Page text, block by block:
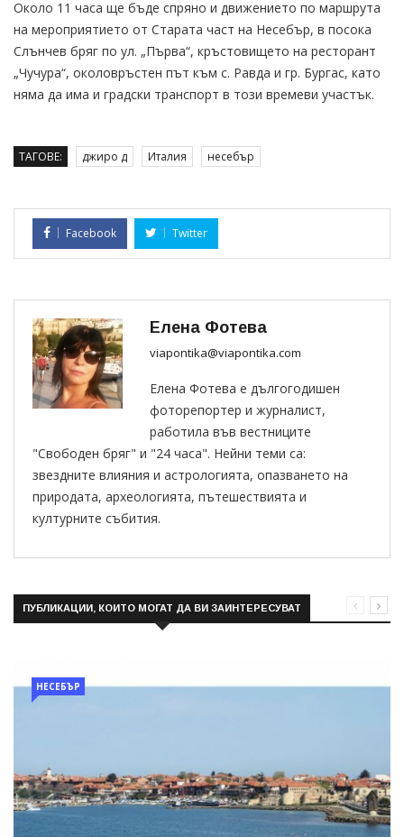
Около 11 часа ще бъде спряно и движението по маршрута
на мероприятието от Старата част на Несебър, в посока
Слънчев бряг по ул. „Първа“, кръстовището на ресторант
„Чучура“, околовръстен път към с. Равда и гр. Бургас, като
няма да има и градски транспорт в този времеви участък.
ТАГОВЕ: джиро д Италия несебър
Facebook Twitter
Елена Фотева
viapontika@viapontika.com
Елена Фотева е дългогодишен
фоторепортер и журналист,
работила във вестниците
"Свободен бряг" и "24 часа". Нейни теми са:
звездните влияния и астрологията, опазването на
природата, археологията, пътешествията и
културните събития.
ПУБЛИКАЦИИ, КОИТО МОГАТ ДА ВИ ЗАИНТЕРЕСУВАТ
НЕСЕБЪР